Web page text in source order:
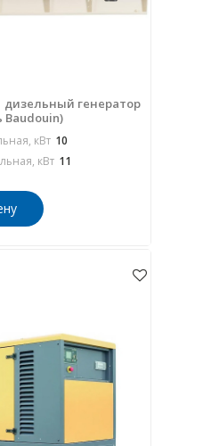
дизельный генератор
Baudouin)
кВт 10
кВт 11